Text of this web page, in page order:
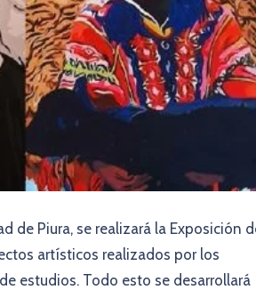
de Piura, se realizará la Exposición
artísticos realizados por los
estudios. Todo esto se desarrollará